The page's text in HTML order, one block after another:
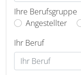
Ihre Berufsgruppe
Angestellter
Ihr Beruf